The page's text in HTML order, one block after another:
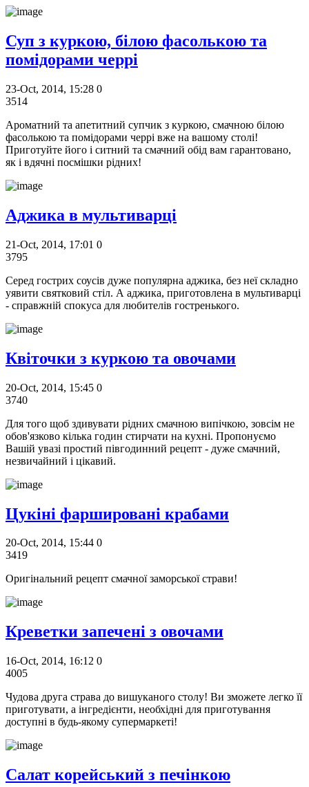
Суп з куркою, білою фасолькою та
помідорами черрі
23-Oct, 2014, 15:28 0
3514
Ароматний та апетитний супчик з куркою, смачною білою
фасолькою та помідорами черрі вже на вашому столі!
Приготуйте його і ситний та смачний обід вам гарантовано,
як і вдячні посмішки рідних!
Аджика в мультиварці
21-Oct, 2014, 17:01 0
3795
Серед гострих соусів дуже популярна аджика, без неї складно
уявити святковий стіл. А аджика, приготовлена ​​в мультиварці
- справжній спокуса для любителів гостренького.
Квіточки з куркою та овочами
20-Oct, 2014, 15:45 0
3740
Для того щоб здивувати рідних смачною випічкою, зовсім не
обов'язково кілька годин стирчати на кухні. Пропонуємо
Вашій увазі простий півгодинний рецепт - дуже смачний,
незвичайний і цікавий.
Цукіні фаршировані крабами
20-Oct, 2014, 15:44 0
3419
Оригінальний рецепт смачної заморської страви!
Креветки запечені з овочами
16-Oct, 2014, 16:12 0
4005
Чудова друга страва до вишуканого столу! Ви зможете легко її
приготувати, а інгредієнти, необхідні для приготування
доступні в будь-якому супермаркеті!
Салат корейський з печінкою